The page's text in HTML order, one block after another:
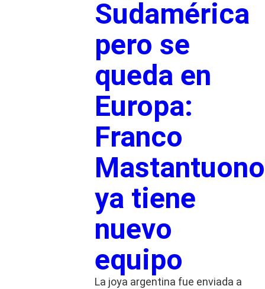
Sudamérica
pero se
queda en
Europa:
Franco
Mastantuono
ya tiene
nuevo
equipo
La joya argentina fue enviada a